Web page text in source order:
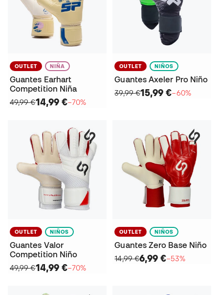
OUTLET NIÑA
Guantes Earhart
Competition Niña
49,99 €14,99 €−70%
OUTLET NIÑOS
Guantes Axeler Pro Niño
39,99 €15,99 €−60%
OUTLET NIÑOS
Guantes Valor
Competition Niño
49,99 €14,99 €−70%
OUTLET NIÑOS
Guantes Zero Base Niño
14,99 €6,99 €−53%